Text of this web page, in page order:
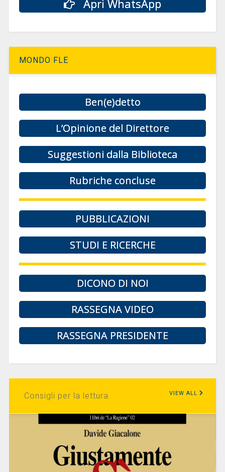
Apri WhatsApp
MONDO FLE
Ben(e)detto
L’Opinione del Direttore
Suggestioni dalla Biblioteca
Rubriche concluse
PUBBLICAZIONI
STUDI E RICERCHE
DICONO DI NOI
RASSEGNA VIDEO
RASSEGNA PRESIDENTE
Consigli per la lettura VIEW ALL